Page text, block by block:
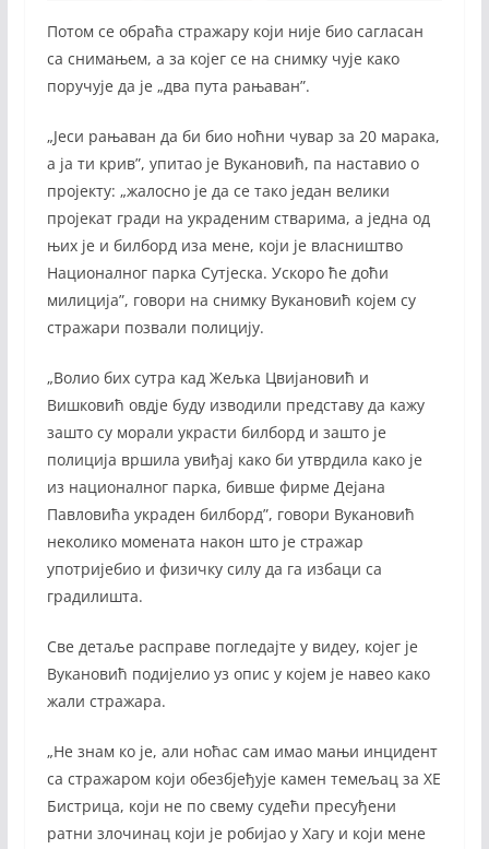
Потом се обраћа стражару који није био сагласан
са снимањем, а за којег се на снимку чује како
поручује да је „два пута рањаван”.
„Јеси рањаван да би био ноћни чувар за 20 марака,
а ја ти крив”, упитао је Вукановић, па наставио о
пројекту: „жалосно је да се тако један велики
пројекат гради на украденим стварима, а једна од
њих је и билборд иза мене, који је власништво
Националног парка Сутјеска. Ускоро ће доћи
милиција”, говори на снимку Вукановић којем су
стражари позвали полицију.
„Волио бих сутра кад Жељка Цвијановић и
Вишковић овдје буду изводили представу да кажу
зашто су морали украсти билборд и зашто је
полиција вршила увиђај како би утврдила како је
из националног парка, бивше фирме Дејана
Павловића украден билборд”, говори Вукановић
неколико момената након што је стражар
употријебио и физичку силу да га избаци са
градилишта.
Све детаље расправе погледајте у видеу, којег је
Вукановић подијелио уз опис у којем је навео како
жали стражара.
„Не знам ко је, али ноћас сам имао мањи инцидент
са стражаром који обезбјеђује камен темељац за ХЕ
Бистрица, који не по свему судећи пресуђени
ратни злочинац који је робијао у Хагу и који мене